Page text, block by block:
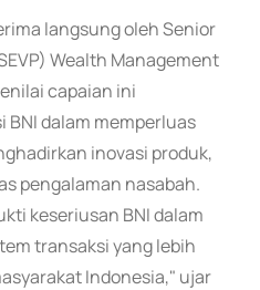
langsung oleh Senior
Wealth Management
capaian ini
dalam memperluas
inovasi produk,
pengalaman nasabah.
keseriusan BNI dalam
transaksi yang lebih
Indonesia," ujar